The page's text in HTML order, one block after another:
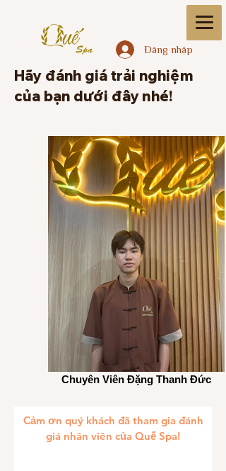
Đăng nhập
Hãy đánh giá trải nghiệm
của bạn dưới đây nhé!
Chuyên Viên Đặng Thanh Đức
Cảm ơn quý khách đã tham gia đánh
giá nhân viên của Quế Spa!